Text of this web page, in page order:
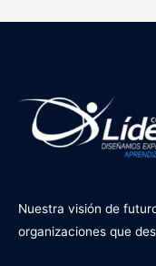
Nuestra visión de
organizaciones que